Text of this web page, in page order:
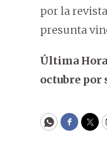
por la
presunta
Última
octubre por
WhatsApp